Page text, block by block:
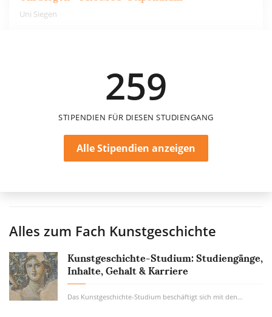
Uni Siegen
259
STIPENDIEN FÜR DIESEN STUDIENGANG
Alle Stipendien anzeigen
Alles zum Fach Kunstgeschichte
Kunstgeschichte-Studium: Studiengänge,
Inhalte, Gehalt & Karriere
Das Kunstgeschichte-Studium beschäftigt sich mit den Grundlagen im Bereich der bildenden...